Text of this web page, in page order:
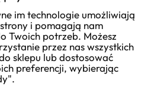
z całego okresu
zbieramy opinie?
im technologie umożliwiają
i pomagają nam
Twoich potrzeb. Możesz
przez nas wszystkich
sklepu lub dostosować
preferencji, wybierając